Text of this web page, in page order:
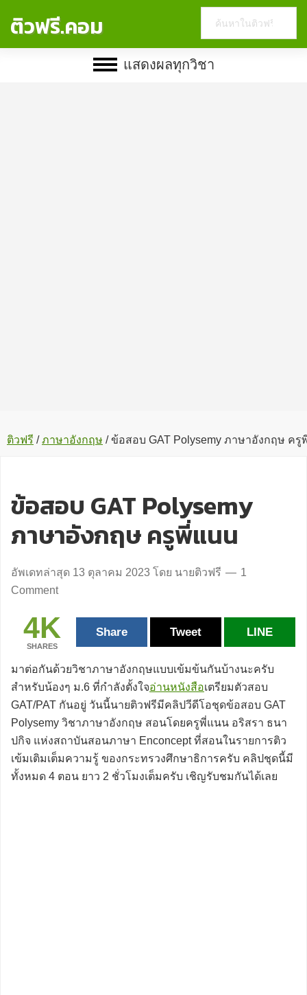
ติวฟรี.คอม
website
แสดงผลทุกวิชา
ติวฟรี / ภาษาอังกฤษ /ข้อสอบ GAT Polysemy ภาษาอังกฤษ ครู
ข้อสอบ GAT Polysemy
ภาษาอังกฤษ ครูพี่แนน
อัพเดทล่าสุด 13 ตุลาคม 2023 โดย นายติวฟรี
1
Comment
4K
SHARES
Share Tweet LINE
มาต่อกันด้วยวิชาภาษาอังกฤษแบบเข้มข้นกันบ้างนะครับ
สำหรับน้องๆ ม.6 ที่กำลังตั้งใจอ่านหนังสือเตรียมตัวสอบ
GAT/PAT กันอยู่ วันนี้นายติวฟรีมีคลิปวีดีโอชุดข้อสอบ GAT
Polysemy วิชาภาษาอังกฤษ สอนโดยครูพี่แนน อริสรา ธนา
ปกิจ แห่งสถาบันสอนภาษา Enconcept ที่สอนในรายการติว
เข้มเติมเต็มความรู้ ของกระทรวงศึกษาธิการครับ คลิปชุดนี้มี
ทั้งหมด 4 ตอน ยาว 2 ชั่วโมงเต็มครับ เชิญรับชมกันได้เลย